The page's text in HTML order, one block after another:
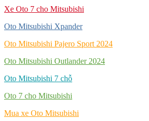
Xe Oto 7 cho Mitsubishi
Oto Mitsubishi Xpander
Oto Mitsubishi Pajero Sport 2024
Oto Mitsubishi Outlander 2024
Oto Mitsubishi 7 chỗ
Oto 7 cho Mitsubishi
Mua xe Oto Mitsubishi